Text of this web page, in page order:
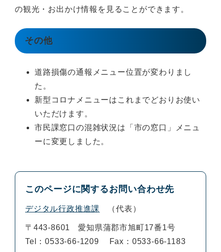
の観光・お出かけ情報を見ることができます。
その他
道路損傷の通報メニュー位置が変わりまし
た。
新型コロナメニューはこれまでどおりお使い
いただけます。
市民課窓口の混雑状況は「市の窓口」メニュ
ーに変更しました。
このページに関するお問い合わせ先
デジタル行政推進課 代表
〒443-8601
愛知県蒲郡市旭町17番1号
Tel：0533-66-1209
Fax：0533-66-1183